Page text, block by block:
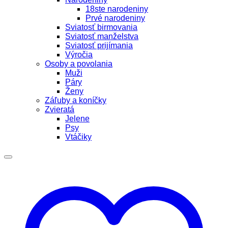
18ste narodeniny
Prvé narodeniny
Sviatosť birmovania
Sviatosť manželstva
Sviatosť prijímania
Výročia
Osoby a povolania
Muži
Páry
Ženy
Záľuby a koníčky
Zvieratá
Jelene
Psy
Vtáčiky